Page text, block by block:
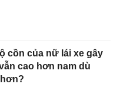
cồn của nữ lái xe gây
cao hơn nam dù